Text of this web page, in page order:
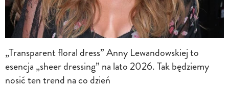
„Transparent floral dress” Anny Lewandowskiej to
esencja „sheer dressing” na lato 2026. Tak będziemy
nosić ten trend na co dzień